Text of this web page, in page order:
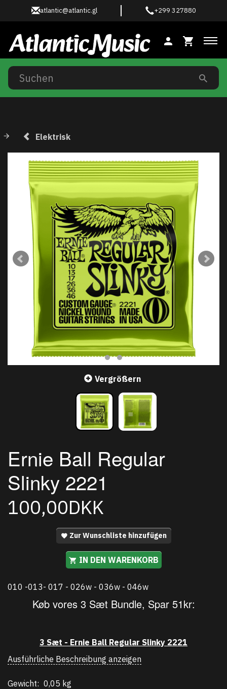
atlantic@atlantic.gl +299 327880
Elektrisk
Vergrößern
Ernie Ball Regular
Slinky 2221
100,00DKK
Zur Wunschliste hinzufügen
IN DEN WARENKORB
010 -013- 017 - 026w - 036w - 046w
Køb vores 3 Sæt Bundle, Spar 51kr:
3 Sæt - Ernie Ball Regular Slinky 2221
Ausführliche Beschreibung anzeigen
Gewicht: 0,05 kg